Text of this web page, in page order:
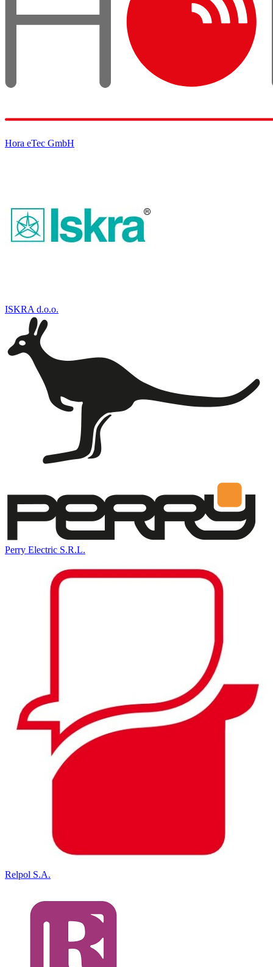
Hora eTec GmbH
ISKRA d.o.o.
Perry Electric S.R.L.
Relpol S.A.